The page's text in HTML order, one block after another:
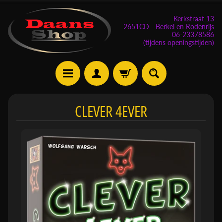
Kerkstraat 13
2651CD - Berkel en Rodenrijs
06-23378586
(tijdens openingstijden)
Expand child menu
CLEVER 4EVER